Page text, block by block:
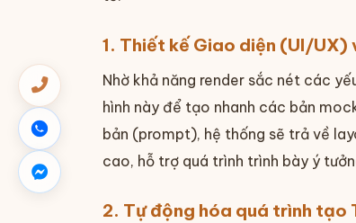
1. Thiết kế Giao diện (UI/UX)
Nhờ khả năng render sắc nét các
hình này để tạo nhanh các bản
bản (prompt), hệ thống sẽ trả về
cao, hỗ trợ quá trình trình bày ý
2. Tự động hóa quá trình tạo